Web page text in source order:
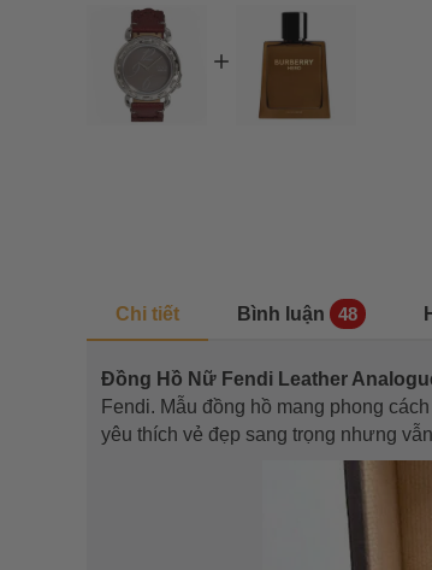
Chi tiết Bình luận 48
Đồng Hồ Nữ Fendi Leather
Fendi. Mẫu đồng hồ mang phong
yêu thích vẻ đẹp sang trọng nhưng